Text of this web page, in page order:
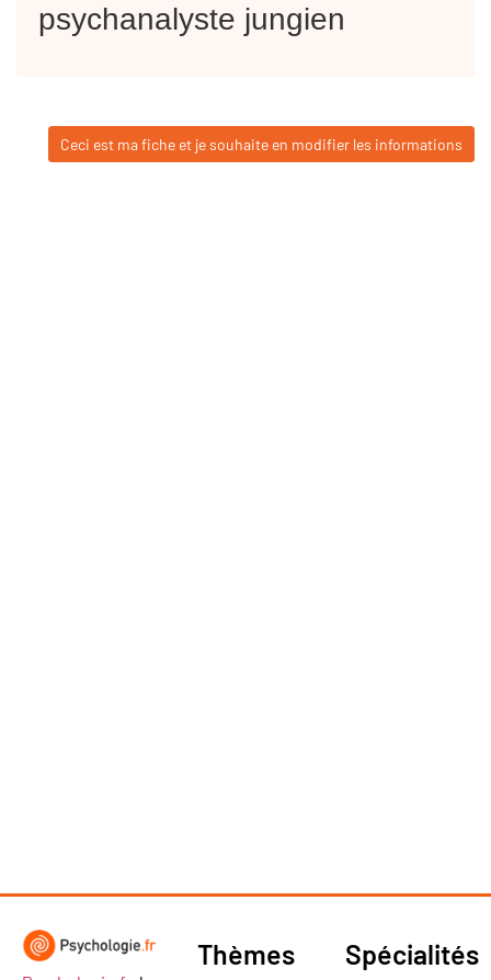
psychanalyste jungien
Ceci est ma fiche et je souhaite en modifier les informations
Thèmes Spécialités